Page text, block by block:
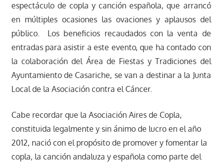
espectáculo de copla y canción española, que arrancó
en múltiples ocasiones las ovaciones y aplausos del
público. Los beneficios recaudados con la venta de
entradas para asistir a este evento, que ha contado con
la colaboración del Área de Fiestas y Tradiciones del
Ayuntamiento de Casariche, se van a destinar a la Junta
Local de la Asociación contra el Cáncer.
Cabe recordar que la Asociación Aires de Copla,
constituida legalmente y sin ánimo de lucro en el año
2012, nació con el propósito de promover y fomentar la
copla, la canción andaluza y española como parte del